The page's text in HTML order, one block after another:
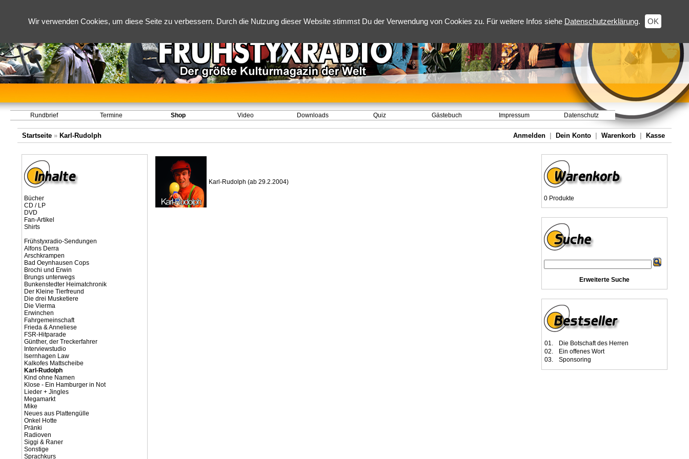
Wir verwenden Cookies, um diese Seite zu verbessern. Durch die Nutzung dieser Website stimmst Du der Verwendung von Cookies zu. Für weitere Infos siehe Datenschutzerklärung. OK
Rundbrief Termine Shop Video Downloads Quiz Gästebuch Impressum Datenschutz
Startseite » Karl-Rudolph Anmelden Dein Konto Warenkorb Kasse
Bücher
CD / LP
DVD
Fan-Artikel
Shirts
Frühstyxradio-Sendungen
Alfons Derra
Arschkrampen
Bad Oeynhausen Cops
Brochi und Erwin
Brungs unterwegs
Bunkenstedter Heimatchronik
Der Kleine Tierfreund
Die drei Musketiere
Die Vierma
Erwinchen
Fahrgemeinschaft
Frieda & Anneliese
FSR-Hitparade
Günther, der Treckerfahrer
Interviewstudio
Isernhagen Law
Kalkofes Mattscheibe
Karl-Rudolph
Kind ohne Namen
Klose - Ein Hamburger in Not
Lieder + Jingles
Megamarkt
Mike
Neues aus Plattengülle
Onkel Hotte
Pränki
Radioven
Siggi & Raner
Sonstige
Sprachkurs
Karl-Rudolph (ab 29.2.2004)
0 Produkte
Erweiterte Suche
01.
Die Botschaft des Herren
02.
Ein offenes Wort
03.
Sponsoring